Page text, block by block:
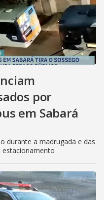
por
em Sabará
durante a madrugada e das